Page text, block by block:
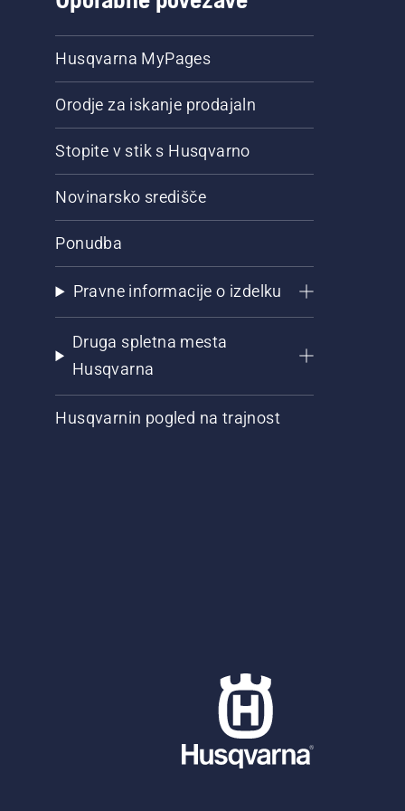
Husqvarna MyPages
Orodje za iskanje prodajaln
Stopite v stik s Husqvarno
Novinarsko središče
Ponudba
Pravne informacije o izdelku
Druga spletna mesta
Husqvarna
Husqvarnin pogled na trajnost